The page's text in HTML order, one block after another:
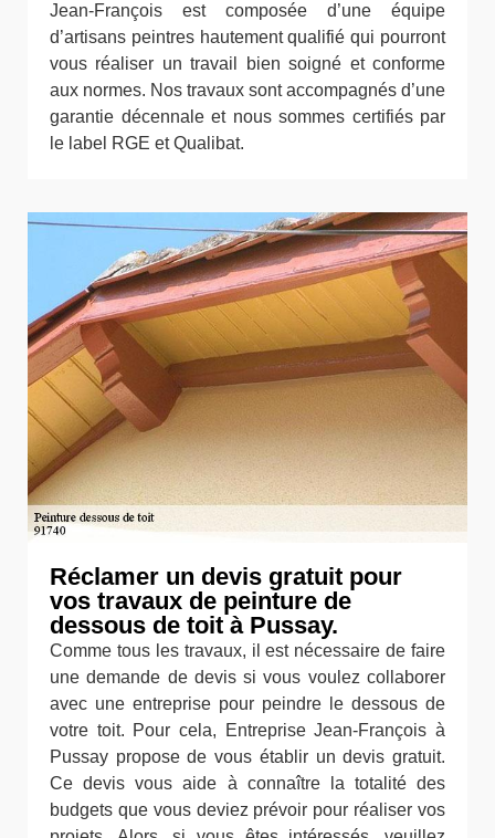
Jean-François est composée d’une équipe
d’artisans peintres hautement qualifié qui pourront
vous réaliser un travail bien soigné et conforme
aux normes. Nos travaux sont accompagnés d’une
garantie décennale et nous sommes certifiés par
le label RGE et Qualibat.
Réclamer un devis gratuit pour
vos travaux de peinture de
dessous de toit à Pussay.
Comme tous les travaux, il est nécessaire de faire
une demande de devis si vous voulez collaborer
avec une entreprise pour peindre le dessous de
votre toit. Pour cela, Entreprise Jean-François à
Pussay propose de vous établir un devis gratuit.
Ce devis vous aide à connaître la totalité des
budgets que vous deviez prévoir pour réaliser vos